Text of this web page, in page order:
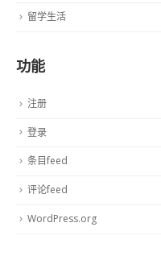
留学生活
功能
注册
登录
条目feed
评论feed
WordPress.org